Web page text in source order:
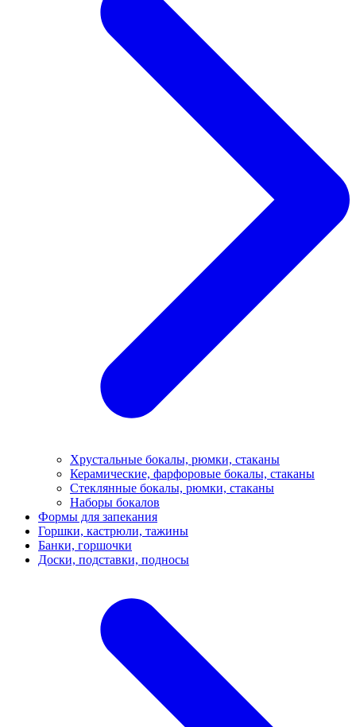
Хрустальные бокалы, рюмки, стаканы
Керамические, фарфоровые бокалы, стаканы
Стеклянные бокалы, рюмки, стаканы
Наборы бокалов
Формы для запекания
Горшки, кастрюли, тажины
Банки, горшочки
Доски, подставки, подносы